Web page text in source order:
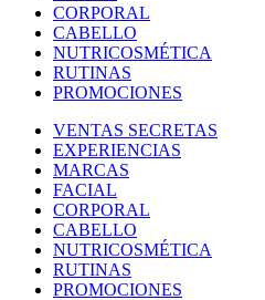
CORPORAL
CABELLO
NUTRICOSMÉTICA
RUTINAS
PROMOCIONES
VENTAS SECRETAS
EXPERIENCIAS
MARCAS
FACIAL
CORPORAL
CABELLO
NUTRICOSMÉTICA
RUTINAS
PROMOCIONES